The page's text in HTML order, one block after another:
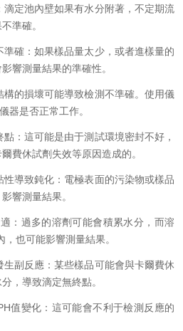
定池內壁如果有水分附著，不定期流
準確。
確：如果樣品量太少，或者進樣量的
響測量結果的準確性。
的損壞可能導致檢測不準確。使用儀
器是否正常工作。
這可能是由于測試環境密封不好，
費休試劑失效等原因造成的。
導致鈍化：電極表面的污染物或樣品
響測量結果。
過多的溶劑可能會積累水分，而溶
也可能影響測量結果。
副反應：某些樣品可能會與卡爾費休
，導致滴定無終點。
變化：這可能會不利于檢測反應的